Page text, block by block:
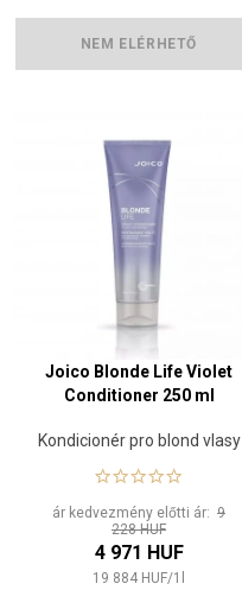
NEM ELÉRHETŐ
Joico Blonde Life Violet
Conditioner 250 ml
Kondicionér pro blond vlasy
ár kedvezmény előtti ár: 9
228 HUF
4 971 HUF
19 884 HUF/1